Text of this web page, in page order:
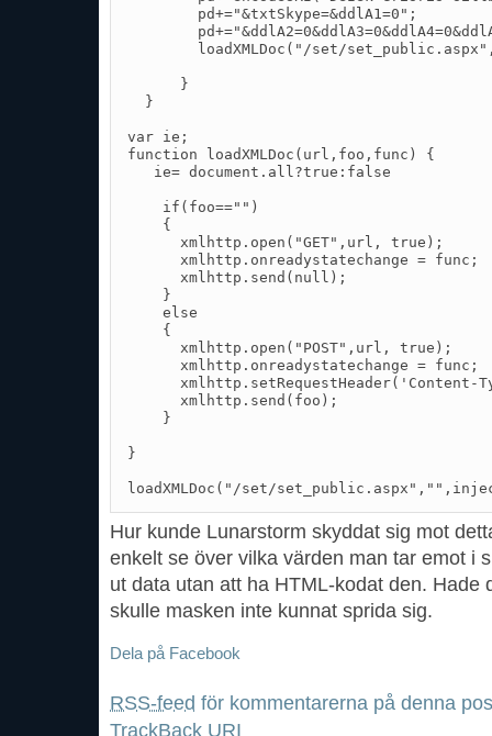
        pd+="&txtSkype=&ddlA1=0";
loadXMLDoc("/set/
      }
  }
var ie;
function loadXMLDoc(url,foo,func) {
   ie= document.all?true:false
    if(foo=="")
    {
      xmlhttp.open("GET",url, true);
      xmlhttp.onreadystatechange = func;
      xmlhttp.send(null);
    }
    else
    {
      xmlhttp.open("POST",url, true);
      xmlhttp.onreadystatechange = func;
xmlhttp.setRequestHeader('Content-
      xmlhttp.send(foo);
    }
}
loadXMLDoc("/set/
Hur kunde Lunarstorm skyddat sig mot
enkelt se över vilka värden man tar emot i
ut data utan att ha HTML-kodat den. Hade
skulle masken inte kunnat sprida sig.
Dela på Facebook
RSS-feed för kommentarerna på denna
TrackBack URI